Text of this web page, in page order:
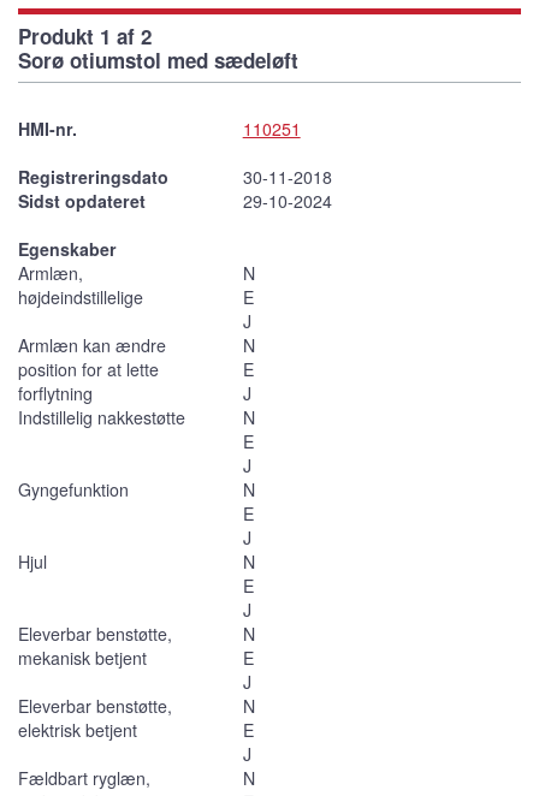
Produkt 1 af 2
Sorø otiumstol med sædeløft
HMI-nr.
110251
Registreringsdato
30-11-2018
Sidst opdateret
29-10-2024
Egenskaber
Armlæn,
højdeindstillelige
N
E
J
Armlæn kan ændre
position for at lette
forflytning
N
E
J
Indstillelig nakkestøtte
N
E
J
Gyngefunktion
N
E
J
Hjul
N
E
J
Eleverbar benstøtte,
mekanisk betjent
N
E
J
Eleverbar benstøtte,
elektrisk betjent
N
E
J
Fældbart ryglæn,
N